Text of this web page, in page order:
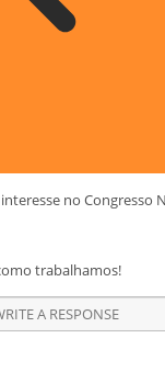
no Congresso
trabalhamos!